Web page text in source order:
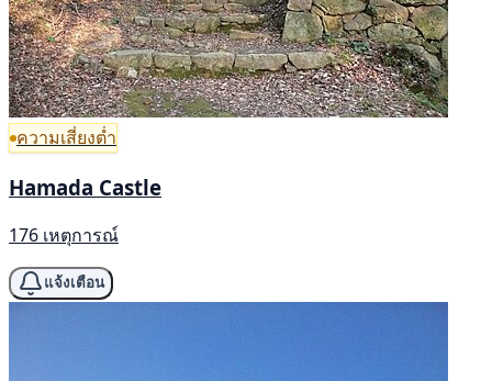
ความเสี่ยงต่ำ
Hamada Castle
176 เหตุการณ์
แจ้งเตือน